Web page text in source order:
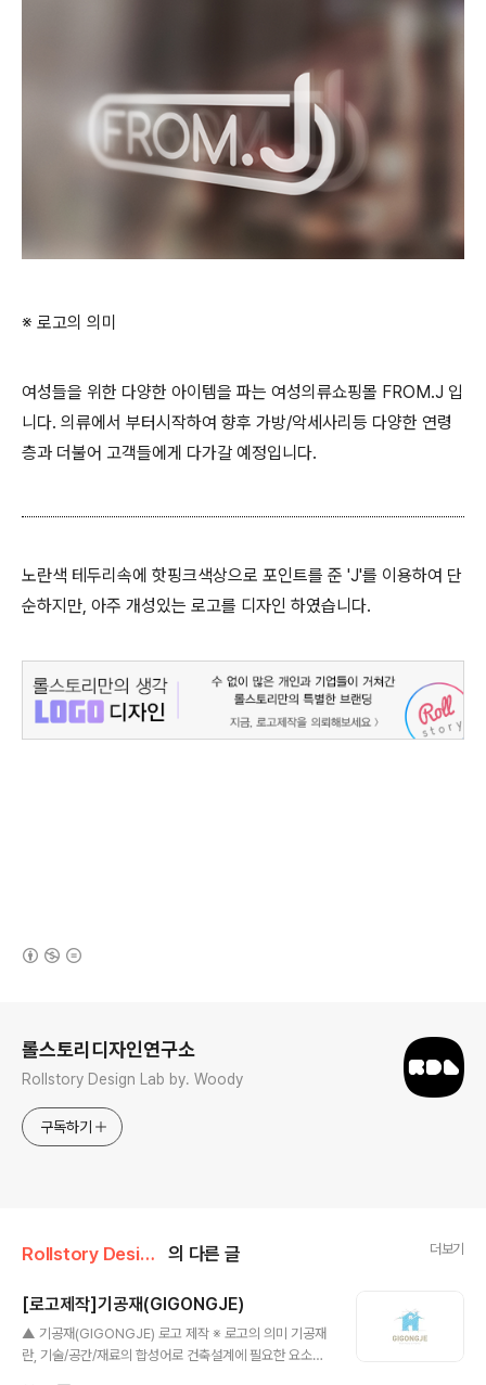
※ 로고의 의미
여성들을 위한 다양한 아이템을 파는 여성의류쇼핑몰 FROM.J 입
니다. 의류에서 부터시작하여 향후 가방/악세사리등 다양한 연령
층과 더불어 고객들에게 다가갈 예정입니다.
노란색 테두리속에 핫핑크색상으로 포인트를 준 'J'를 이용하여 단
순하지만, 아주 개성있는 로고를 디자인 하였습니다.
롤스토리디자인연구소
Rollstory Design Lab by. Woody
구독하기
Rollstory Design/9月 - September 의 다른 글 더보기
[로고제작]기공재(GIGONGJE)
▲ 기공재(GIGONGJE) 로고 제작 ※ 로고의 의미 기공재
란, 기술/공간/재료의 합성어로 건축설계에 필요한 요소의